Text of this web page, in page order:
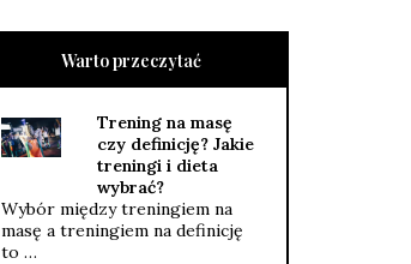
Warto przeczytać
Trening na masę
czy definicję? Jakie
treningi i dieta
wybrać?
Wybór między treningiem na
masę a treningiem na definicję
to …